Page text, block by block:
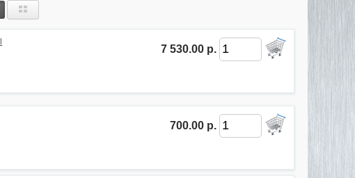
7 530.00 р.
700.00 р.